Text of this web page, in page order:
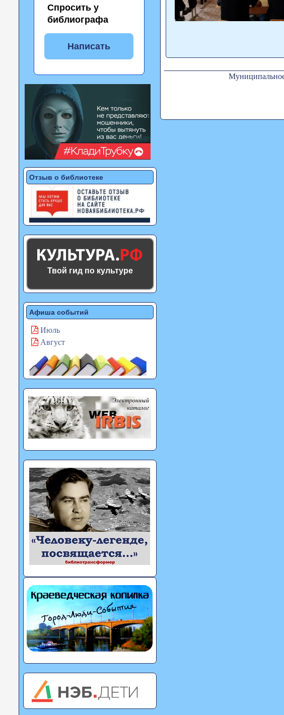
Спросить у
библиографа
Написать
Отзыв о библиотеке
Твой гид по культуре
Афиша событий
Июль
Август
Муниципальное